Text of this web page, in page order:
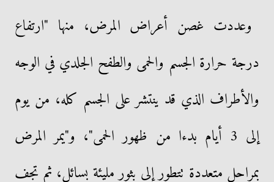
وعددت غصن أعراض المرض، منها "ارتفاع
درجة حرارة الجسم والحمى والطفح الجلدي في الوجه
والأطراف الذي قد ينتشر على الجسم كله، من يوم
إلى 3 أيام بدءا من ظهور الحمى"، و"يمر المرض
بمراحل متعددة تتطور إلى بثور مليئة بسائل، ثم تجف